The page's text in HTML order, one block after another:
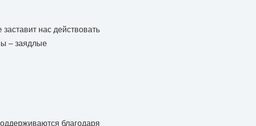
нас действовать
– заядлые
благодаря